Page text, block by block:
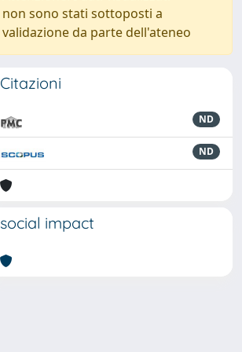
non sono stati sottoposti a
validazione da parte dell'ateneo
Citazioni
ND
ND
social impact